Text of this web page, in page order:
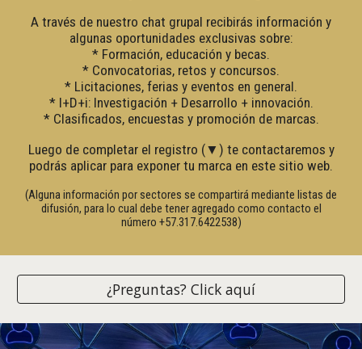
A través de nuestro chat grupal recibirás información y
algunas oportunidades exclusivas sobre:
* Formación, educación y becas.
* Convocatorias, retos y concursos.
* Licitaciones, ferias y eventos en general.
* I+D+i: Investigación + Desarrollo + innovación.
* Clasificados, encuestas y promoción de marcas.
Luego de completar el registro (▼) te contactaremos y
podrás aplicar para exponer tu marca en este sitio web.
(Alguna información por sectores se compartirá mediante listas de
difusión, para lo cual debe tener agregado como contacto el
número +57.317.6422538)
¿Preguntas? Click aquí